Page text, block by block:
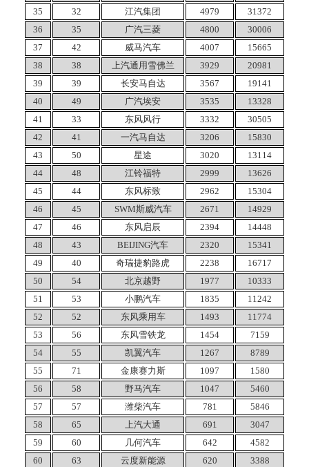
35
32 江汽集团 4979
31372
36
35 广汽三菱 4800
30006
37
42 威马汽车 4007
15665
38
38 上汽通用雪佛兰 3929
20981
39
39 长安马自达 3567
19141
40
49 广汽埃安 3535
13328
41
33 东风风行 3332
30505
42
41 一汽马自达 3206
15830
43
50 星途 3020
13114
44
48 江铃福特 2999
13626
45
44 东风标致 2962
15304
46
45 SWM斯威汽车 2671
14929
47
46 东风启辰 2394
14448
48
43 BEIJING汽车 2320
15341
49
40 奇瑞捷豹路虎 2238
16717
50
54 北京越野 1977
10333
51
53 小鹏汽车 1835
11242
52
52 东风乘用车 1493
11774
53
56 东风雪铁龙 1454
7159
54
55 凯翼汽车 1267
8789
55
71 金康赛力斯 1097
1580
56
58 野马汽车 1047
5460
57
57 潍柴汽车 781
5846
58
65 上汽大通 691
3047
59
60 几何汽车 642
4582
60
63 云度新能源 620
3388